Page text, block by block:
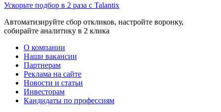
Ускорьте подбор в 2 раза с Talantix
Автоматизируйте сбор откликов, настройте воронку,
собирайте аналитику в 2 клика
О компании
Наши вакансии
Партнерам
Реклама на сайте
Новости и статьи
Инвесторам
Кандидаты по профессиям